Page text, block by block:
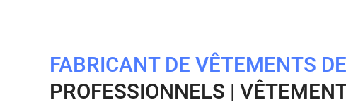
FABRICANT DE VÊTEMENTS
PROFESSIONNELS |